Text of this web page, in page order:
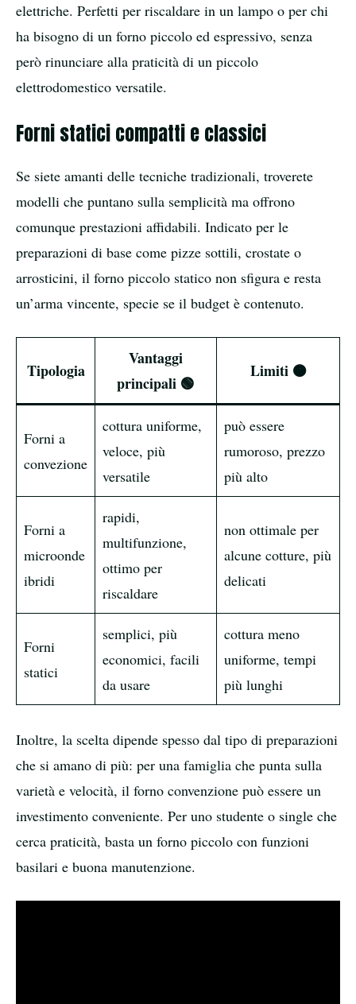
elettriche. Perfetti per riscaldare in un lampo o per chi
ha bisogno di un forno piccolo ed espressivo, senza
però rinunciare alla praticità di un piccolo
elettrodomestico versatile.
Forni statici compatti e classici
Se siete amanti delle tecniche tradizionali, troverete
modelli che puntano sulla semplicità ma offrono
comunque prestazioni affidabili. Indicato per le
preparazioni di base come pizze sottili, crostate o
arrosticini, il forno piccolo statico non sfigura e resta
un’arma vincente, specie se il budget è contenuto.
Tipologia
Vantaggi
principali 🟢
Limiti 🟠
Forni a
convezione
cottura uniforme,
veloce, più
versatile
può essere
rumoroso, prezzo
più alto
Forni a
microonde
ibridi
rapidi,
multifunzione,
ottimo per
riscaldare
non ottimale per
alcune cotture, più
delicati
Forni
statici
semplici, più
economici, facili
da usare
cottura meno
uniforme, tempi
più lunghi
Inoltre, la scelta dipende spesso dal tipo di preparazioni
che si amano di più: per una famiglia che punta sulla
varietà e velocità, il forno convenzione può essere un
investimento conveniente. Per uno studente o single che
cerca praticità, basta un forno piccolo con funzioni
basilari e buona manutenzione.